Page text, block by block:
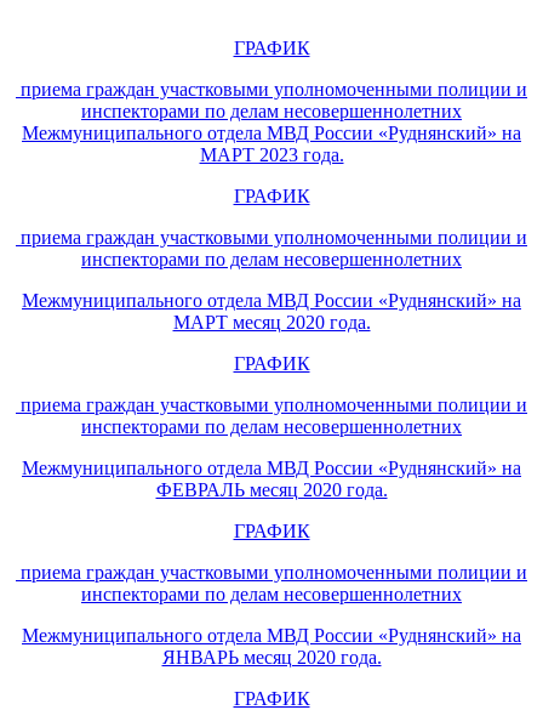
ГРАФИК
приема граждан участковыми уполномоченными полиции и
инспекторами по делам несовершеннолетних
Межмуниципального отдела МВД России «Руднянский» на
МАРТ 2023 года.
ГРАФИК
приема граждан участковыми уполномоченными полиции и
инспекторами по делам несовершеннолетних
Межмуниципального отдела МВД России «Руднянский» на
МАРТ месяц 2020 года.
ГРАФИК
приема граждан участковыми уполномоченными полиции и
инспекторами по делам несовершеннолетних
Межмуниципального отдела МВД России «Руднянский» на
ФЕВРАЛЬ месяц 2020 года.
ГРАФИК
приема граждан участковыми уполномоченными полиции и
инспекторами по делам несовершеннолетних
Межмуниципального отдела МВД России «Руднянский» на
ЯНВАРЬ месяц 2020 года.
ГРАФИК